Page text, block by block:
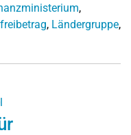
,
, Ländergruppe,